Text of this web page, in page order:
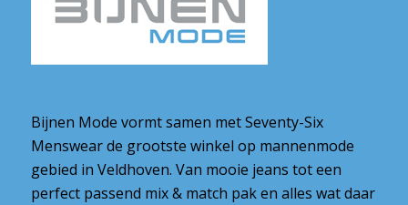
Bijnen Mode vormt samen met Seventy-Six
Menswear de grootste winkel op mannenmode
gebied in Veldhoven. Van mooie jeans tot een
perfect passend mix & match pak en alles wat daar